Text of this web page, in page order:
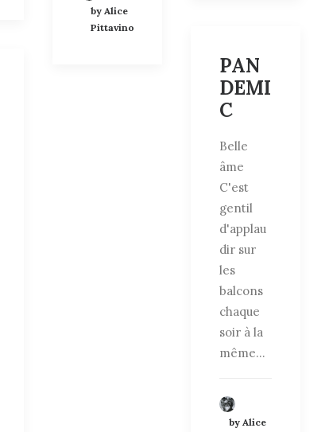
by Alice
Pittavino
PAN
DEMI
C
Belle
âme
C'est
gentil
d'applau
dir sur
les
balcons
chaque
soir à la
même…
by Alice